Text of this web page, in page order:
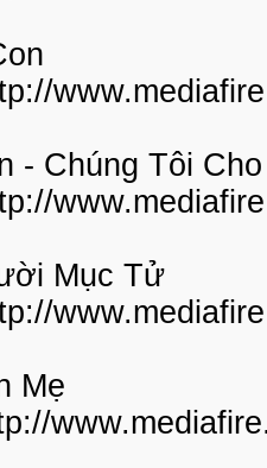
- Chúng Tôi Cho
Mục Tử
Mẹ